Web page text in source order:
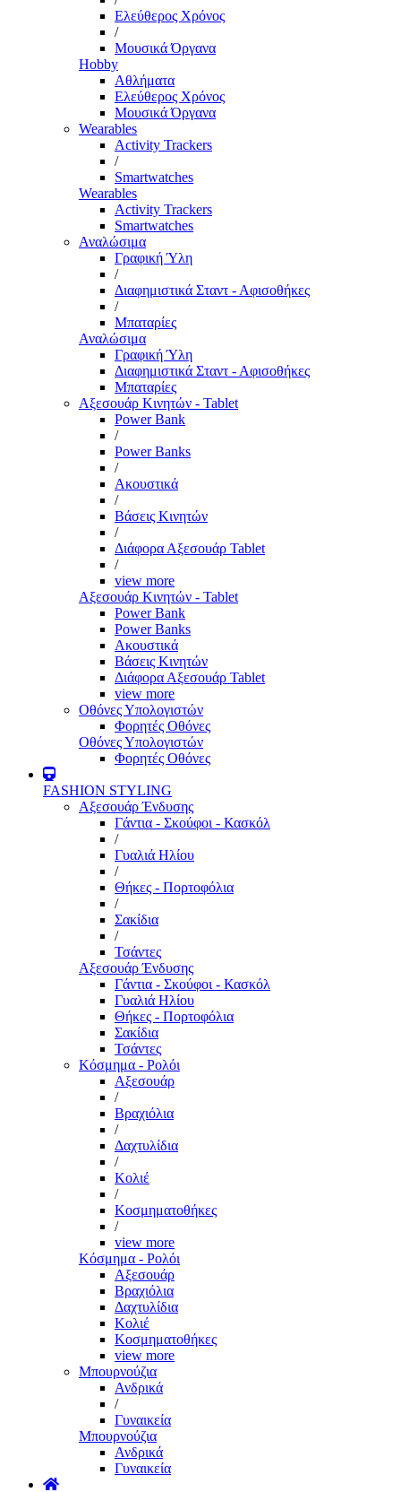
Ελεύθερος Χρόνος
/
Μουσικά Όργανα
Hobby
Αθλήματα
Ελεύθερος Χρόνος
Μουσικά Όργανα
Wearables
Activity Trackers
/
Smartwatches
Wearables
Activity Trackers
Smartwatches
Αναλώσιμα
Γραφική Ύλη
/
Διαφημιστικά Σταντ - Αφισοθήκες
/
Μπαταρίες
Αναλώσιμα
Γραφική Ύλη
Διαφημιστικά Σταντ - Αφισοθήκες
Μπαταρίες
Αξεσουάρ Κινητών - Tablet
Power Bank
/
Power Banks
/
Ακουστικά
/
Βάσεις Κινητών
/
Διάφορα Αξεσουάρ Tablet
/
view more
Αξεσουάρ Κινητών - Tablet
Power Bank
Power Banks
Ακουστικά
Βάσεις Κινητών
Διάφορα Αξεσουάρ Tablet
view more
Οθόνες Υπολογιστών
Φορητές Οθόνες
Οθόνες Υπολογιστών
Φορητές Οθόνες
FASHION STYLING
Αξεσουάρ Ένδυσης
Γάντια - Σκούφοι - Κασκόλ
/
Γυαλιά Ηλίου
/
Θήκες - Πορτοφόλια
/
Σακίδια
/
Τσάντες
Αξεσουάρ Ένδυσης
Γάντια - Σκούφοι - Κασκόλ
Γυαλιά Ηλίου
Θήκες - Πορτοφόλια
Σακίδια
Τσάντες
Κόσμημα - Ρολόι
Αξεσουάρ
/
Βραχιόλια
/
Δαχτυλίδια
/
Κολιέ
/
Κοσμηματοθήκες
/
view more
Κόσμημα - Ρολόι
Αξεσουάρ
Βραχιόλια
Δαχτυλίδια
Κολιέ
Κοσμηματοθήκες
view more
Μπουρνούζια
Ανδρικά
/
Γυναικεία
Μπουρνούζια
Ανδρικά
Γυναικεία